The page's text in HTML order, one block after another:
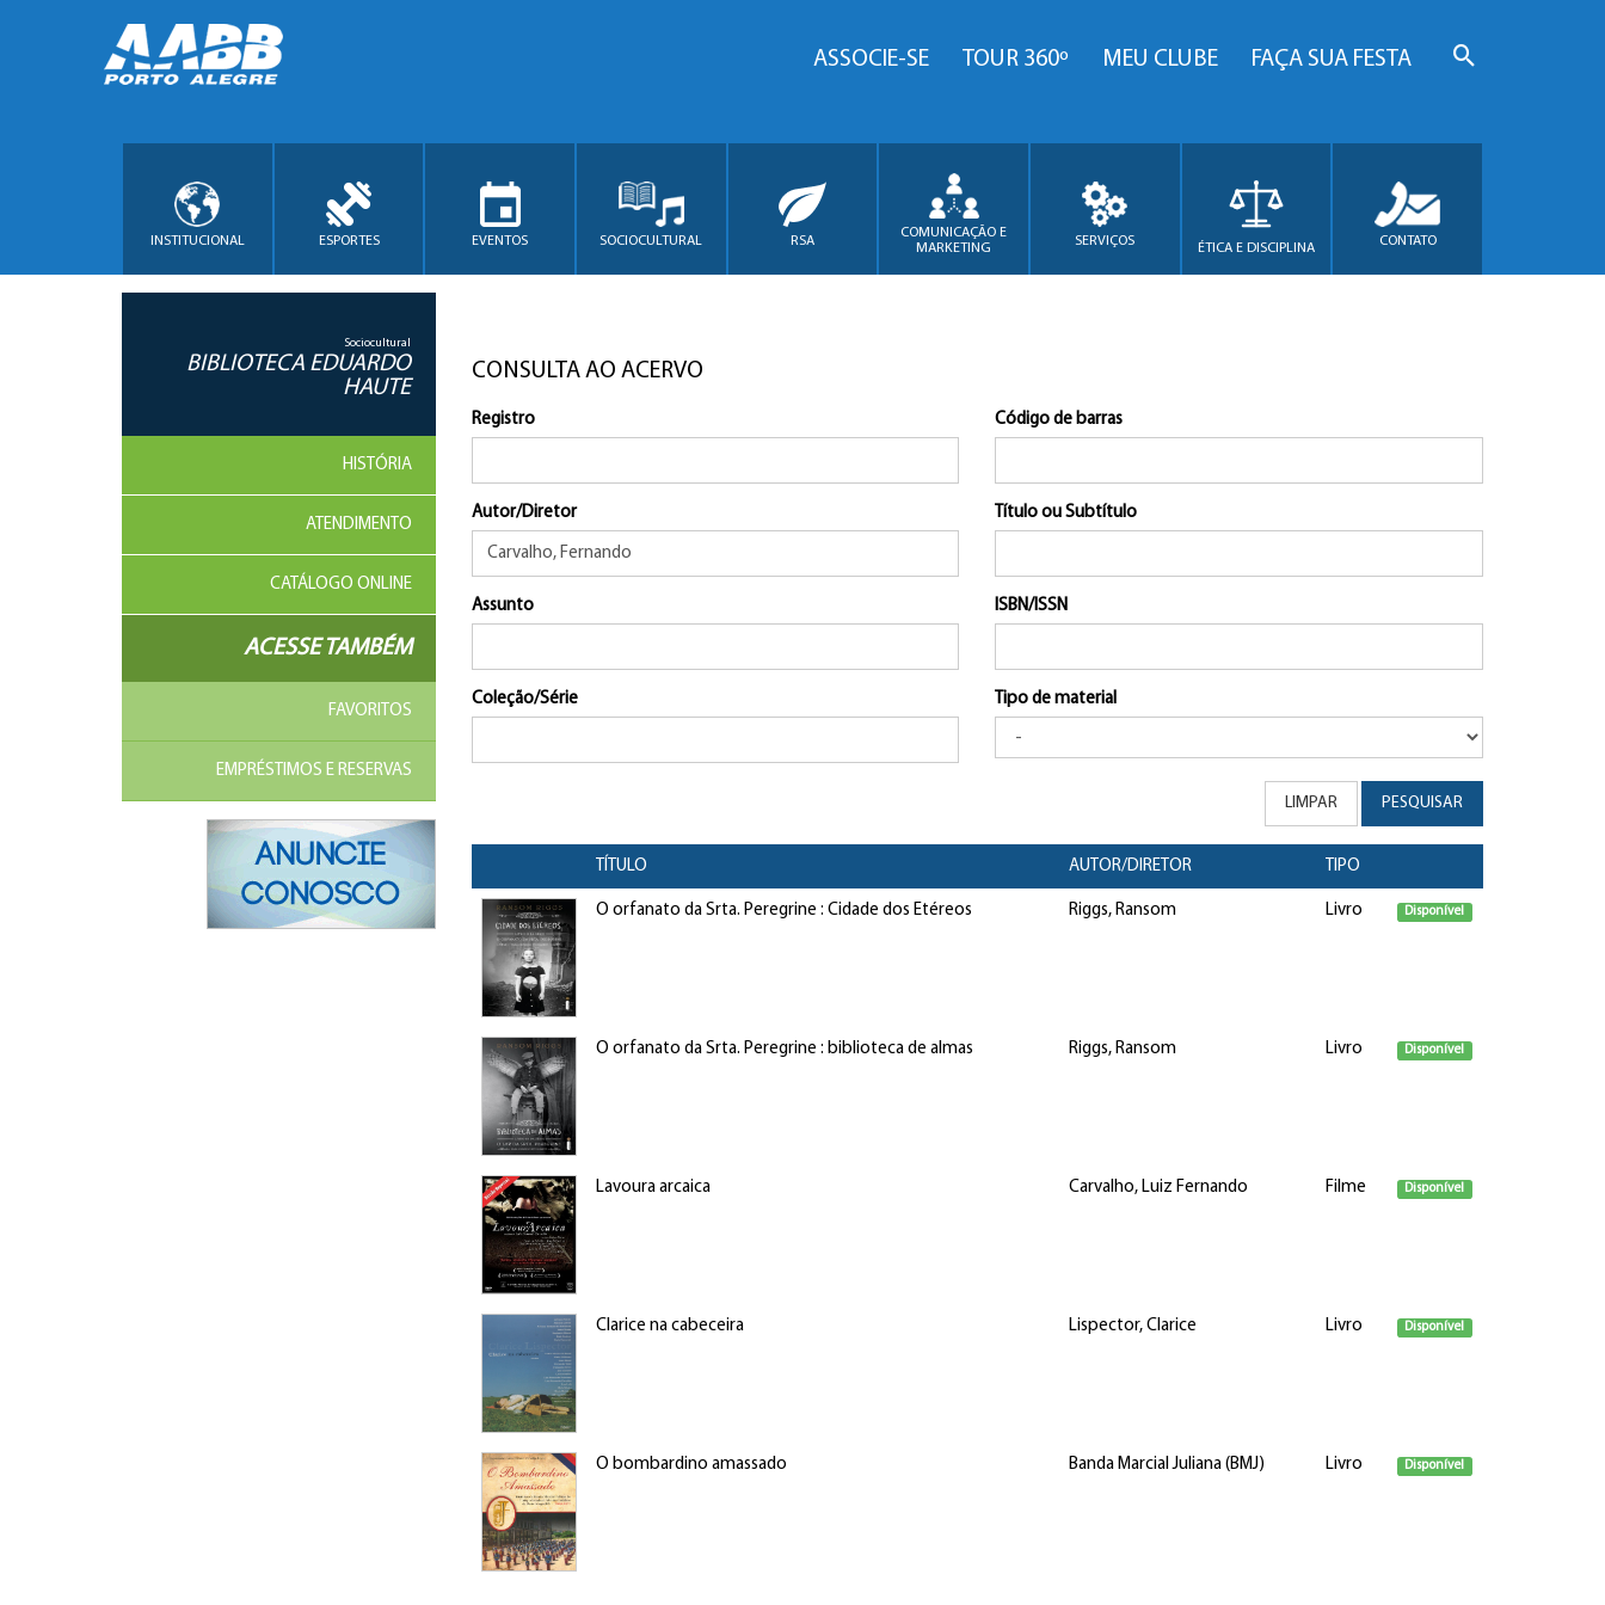
ASSOCIE-SE TOUR 360º MEU CLUBE FAÇA SUA FESTA
INSTITUCIONAL ESPORTES EVENTOS SOCIOCULTURAL RSA
COMUNICAÇÃO E
MARKETING
SERVIÇOS ÉTICA E DISCIPLINA CONTATO
Sociocultural
BIBLIOTECA EDUARDO
HAUTE
HISTÓRIA
ATENDIMENTO
CATÁLOGO ONLINE
ACESSE TAMBÉM
FAVORITOS
EMPRÉSTIMOS E RESERVAS
CONSULTA AO ACERVO
Registro Código de barras
Autor/Diretor Título ou Subtítulo
Assunto ISBN/ISSN
Coleção/Série Tipo de material
LIMPAR PESQUISAR
TÍTULO AUTOR/DIRETOR TIPO
O orfanato da Srta. Peregrine : Cidade dos Etéreos Riggs, Ransom Livro Disponível
O orfanato da Srta. Peregrine : biblioteca de almas Riggs, Ransom Livro Disponível
Lavoura arcaica Carvalho, Luiz Fernando Filme Disponível
Clarice na cabeceira Lispector, Clarice Livro Disponível
O bombardino amassado Banda Marcial Juliana (BMJ) Livro Disponível